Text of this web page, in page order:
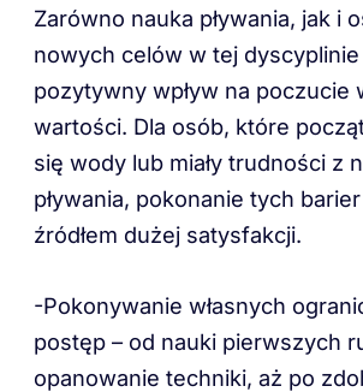
Zarówno nauka pływania, jak i
nowych celów w tej dyscyplinie
pozytywny wpływ na poczucie
wartości. Dla osób, które
się wody lub miały trudności z
pływania, pokonanie tych
źródłem dużej satysfakcji.
-Pokonywanie własnych
postęp – od nauki pierwszych
opanowanie techniki, aż po